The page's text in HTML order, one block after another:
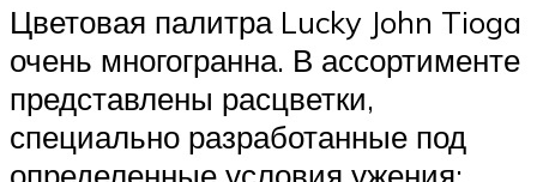
Цветовая палитра Lucky John Tioga
очень многогранна. В ассортименте
представлены расцветки,
специально разработанные под
определенные условия ужения: